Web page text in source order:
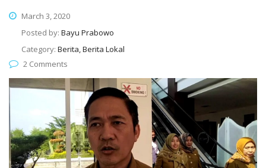
March 3, 2020
Posted by: Bayu Prabowo
Category: Berita, Berita Lokal
2 Comments